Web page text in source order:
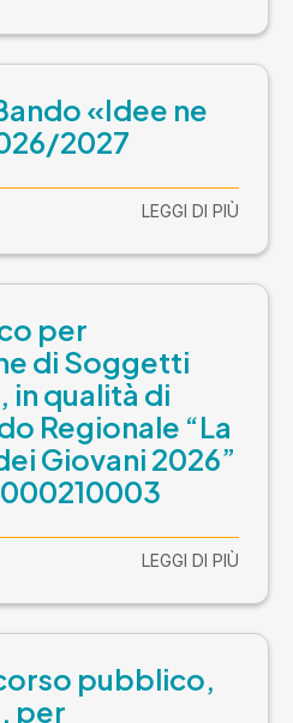
«Idee ne
2027
LEGGI DI PIÙ
per
di Soggetti
qualità di
Regionale “La
Giovani 2026”
LEGGI DI PIÙ
pubblico,
per